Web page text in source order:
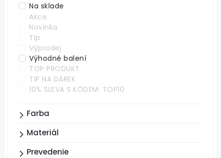
Na sklade
Akce
Novinka
Tip
Výprodej
Výhodné balení
TOP PRODUKT
TIP NA DÁREK
10% SLEVA S KÓDEM: TOP10
Farba
Materiál
Prevedenie